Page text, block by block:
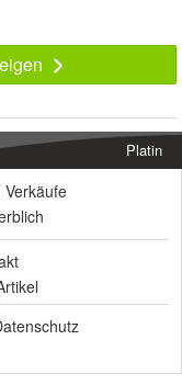
Platin
Verkäufe